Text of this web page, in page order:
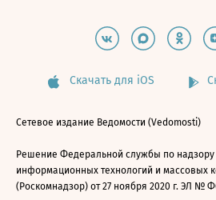
Скачать для iOS
Сетевое издание Ведомости (Vedomosti)
Решение Федеральной службы по
информационных технологий и массовых
(Роскомнадзор) от 27 ноября 2020 г. ЭЛ №